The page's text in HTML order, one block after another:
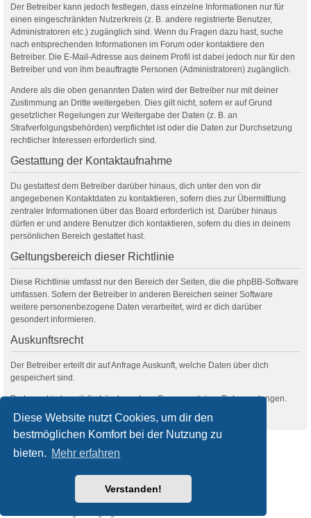
Diese Website nutzt Cookies, um dir den
bestmöglichen Komfort bei der Nutzung zu
bieten. Mehr erfahren
Verstanden!
Der Betreiber kann jedoch festlegen, dass einzelne Informationen nur für
einen eingeschränkten Nutzerkreis (z. B. andere registrierte Benutzer,
Administratoren etc.) zugänglich sind. Wenn du Fragen dazu hast, suche
nach entsprechenden Informationen im Forum oder kontaktiere den
Betreiber. Die E-Mail-Adresse aus deinem Profil ist dabei jedoch nur für den
Betreiber und von ihm beauftragte Personen (Administratoren) zugänglich.
Andere als die oben genannten Daten wird der Betreiber nur mit deiner
Zustimmung an Dritte weitergeben. Dies gilt nicht, sofern er auf Grund
gesetzlicher Regelungen zur Weitergabe der Daten (z. B. an
Strafverfolgungsbehörden) verpflichtet ist oder die Daten zur Durchsetzung
rechtlicher Interessen erforderlich sind.
Gestattung der Kontaktaufnahme
Du gestattest dem Betreiber darüber hinaus, dich unter den von dir
angegebenen Kontaktdaten zu kontaktieren, sofern dies zur Übermittlung
zentraler Informationen über das Board erforderlich ist. Darüber hinaus
dürfen er und andere Benutzer dich kontaktieren, sofern du dies in deinem
persönlichen Bereich gestattet hast.
Geltungsbereich dieser Richtlinie
Diese Richtlinie umfasst nur den Bereich der Seiten, die die phpBB-Software
umfassen. Sofern der Betreiber in anderen Bereichen seiner Software
weitere personenbezogene Daten verarbeitet, wird er dich darüber
gesondert informieren.
Auskunftsrecht
Der Betreiber erteilt dir auf Anfrage Auskunft, welche Daten über dich
gespeichert sind.
Du kannst jederzeit die Löschung bzw. Sperrung deiner Daten verlangen.
filmquiz.de Alle Foren
® Forum Software © phpBB Limited
phpBB.de
created by INVENTEA & v12mike